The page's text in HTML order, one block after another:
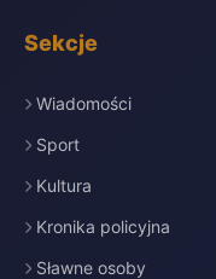
Sekcje
Wiadomości
Sport
Kultura
Kronika policyjna
Sławne osoby